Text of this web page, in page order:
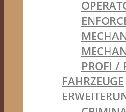
PROFI /
FAHRZEUGE